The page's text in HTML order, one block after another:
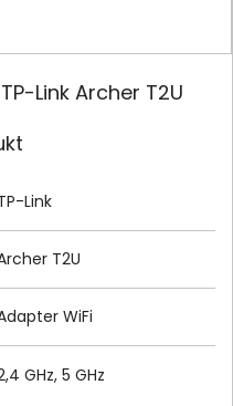
Link Archer T2U
Link
T2U
WiFi
GHz, 5 GHz